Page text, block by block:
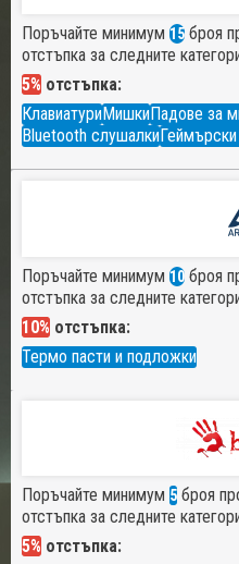
Поръчайте минимум 15 броя
отстъпка за следните
5% отстъпка:
КлавиатуриМишкиПадове за
Bluetooth слушалки
Поръчайте минимум 10 броя
отстъпка за следните
10% отстъпка:
Термо пасти и подложки
Поръчайте минимум 5 броя
отстъпка за следните
5% отстъпка: